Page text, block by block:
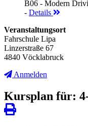
B06 - Modern
- Details
Veranstaltungsort
Fahrschule Lipa
Linzerstraße 67
4840 Vöcklabruck
Anmelden
Kursplan für: